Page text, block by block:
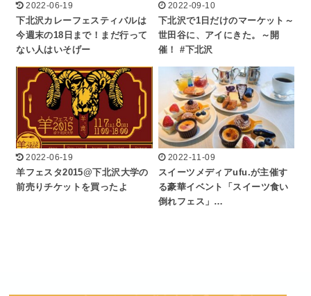
2022-06-19
下北沢カレーフェスティバルは
今週末の18日まで！まだ行って
ない人はいそげー
2022-09-10
下北沢で1日だけのマーケット～
世田谷に、アイにきた。～開
催！ #下北沢
2022-06-19
羊フェスタ2015@下北沢大学の
前売りチケットを買ったよ
2022-11-09
スイーツメディアufu.が主催す
る豪華イベント「スイーツ食い
倒れフェス」…